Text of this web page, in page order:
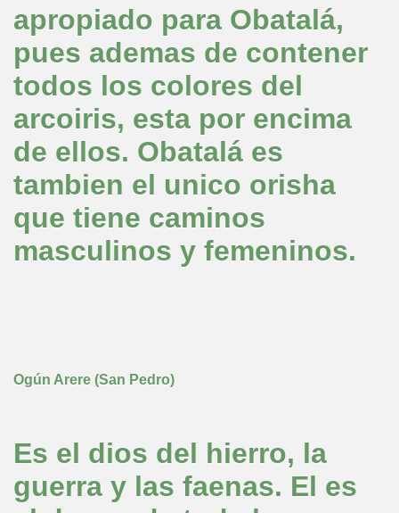
apropiado para Obatalá,
pues ademas de contener
todos los colores del
arcoiris, esta por encima
de ellos. Obatalá es
tambien el unico orisha
que tiene caminos
masculinos y femeninos.
Ogún Arere (San Pedro)
Es el dios del hierro, la
guerra y las faenas. El es